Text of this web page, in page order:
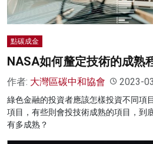
灼見活動
點碳成金
NASA如何釐定技術的成熟
作者: 大灣區碳中和協會 2023-
綠色金融的投資者應該怎樣投資不同項
項目，有些則會投技術成熟的項目，到
有多成熟？